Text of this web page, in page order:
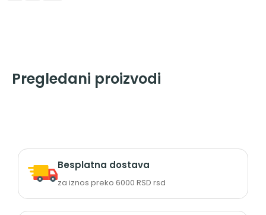
Pregledani proizvodi
Besplatna dostava
za iznos preko 6000 RSD rsd